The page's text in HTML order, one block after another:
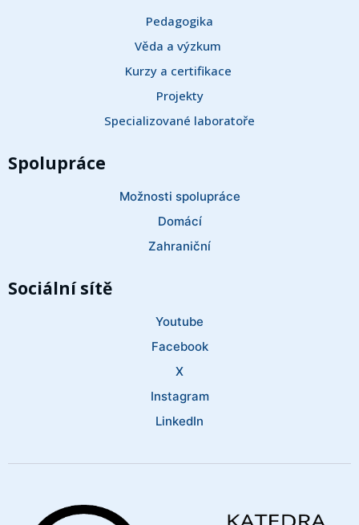
Pedagogika
Věda a výzkum
Kurzy a certifikace
Projekty
Specializované laboratoře
Spolupráce
Možnosti spolupráce
Domácí
Zahraniční
Sociální sítě
Youtube
Facebook
X
Instagram
LinkedIn